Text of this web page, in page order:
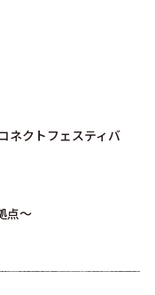
ネクトフェスティバ
点～